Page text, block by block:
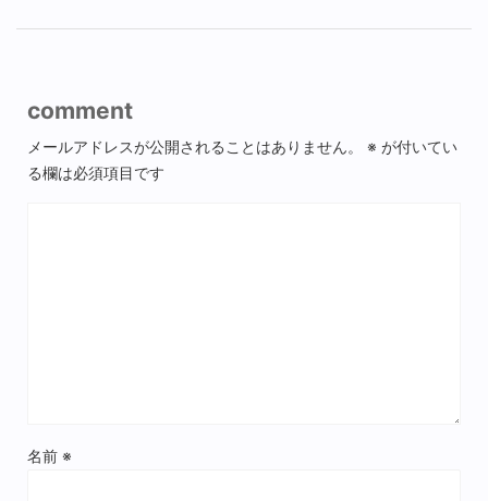
comment
メールアドレスが公開されることはありません。 ※ が付いてい
る欄は必須項目です
名前 ※